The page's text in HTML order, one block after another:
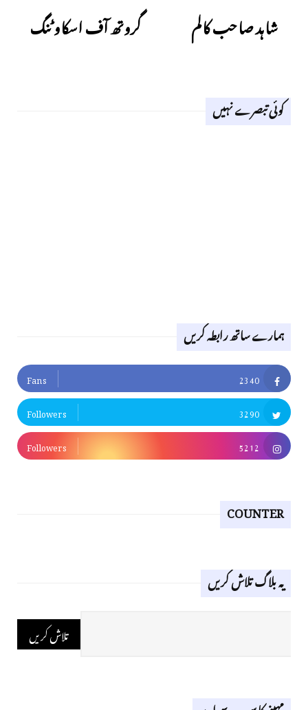
شاہد صاحب کالم گروتھ آف اسکاوٹنگ
کوئی تبصرے نہیں
ہمارے ساتھ رابطہ کریں
2340
Fans
3290
Followers
5212
Followers
COUNTER
یہ بلاگ تلاش کریں